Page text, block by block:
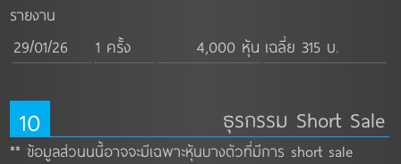
รายงาน
29/01/26 1 ครั้ง 4,000 หุ้น เฉลี่ย 315 บ.
10 ธุรกรรม Short Sale
** ข้อมูลส่วนนนี้อาจจะมีเฉพาะหุ้นบางตัวที่มีการ short sale